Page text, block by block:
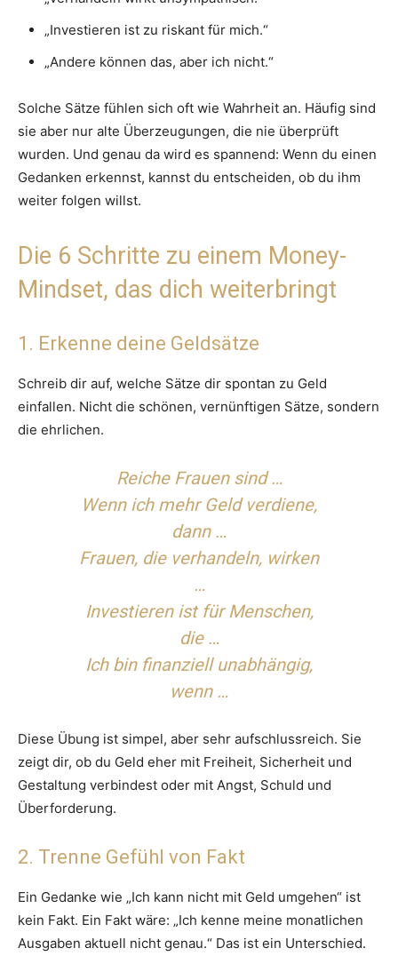
„Investieren ist zu riskant für mich.“
„Andere können das, aber ich nicht.“
Solche Sätze fühlen sich oft wie Wahrheit an. Häufig sind
sie aber nur alte Überzeugungen, die nie überprüft
wurden. Und genau da wird es spannend: Wenn du einen
Gedanken erkennst, kannst du entscheiden, ob du ihm
weiter folgen willst.
Die 6 Schritte zu einem Money-
Mindset, das dich weiterbringt
1. Erkenne deine Geldsätze
Schreib dir auf, welche Sätze dir spontan zu Geld
einfallen. Nicht die schönen, vernünftigen Sätze, sondern
die ehrlichen.
Reiche Frauen sind …
Wenn ich mehr Geld verdiene,
dann …
Frauen, die verhandeln, wirken
…
Investieren ist für Menschen,
die …
Ich bin finanziell unabhängig,
wenn …
Diese Übung ist simpel, aber sehr aufschlussreich. Sie
zeigt dir, ob du Geld eher mit Freiheit, Sicherheit und
Gestaltung verbindest oder mit Angst, Schuld und
Überforderung.
2. Trenne Gefühl von Fakt
Ein Gedanke wie „Ich kann nicht mit Geld umgehen“ ist
kein Fakt. Ein Fakt wäre: „Ich kenne meine monatlichen
Ausgaben aktuell nicht genau.“ Das ist ein Unterschied.